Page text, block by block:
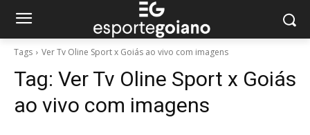
Tags Ver Tv Oline Sport x Goiás ao vivo com imagens
Tag: Ver Tv Oline Sport x Goiás
ao vivo com imagens